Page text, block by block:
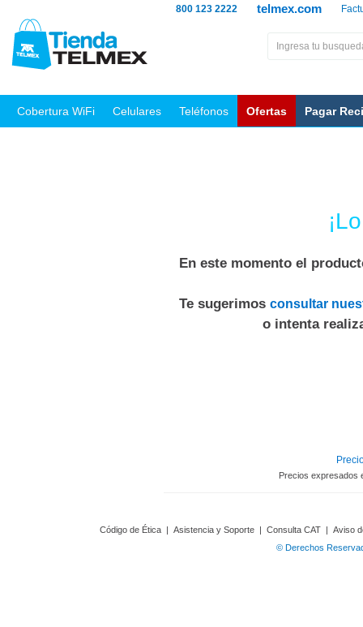
telmex.com
800 123 2222
Cobertura WiFi Celulares Teléfonos Ofertas Pagar
En este momento el
Te sugerimos consultar
o intenta
Precios expresados
Código de Ética | Asistencia y Soporte | Consulta CAT | Aviso
© Derechos